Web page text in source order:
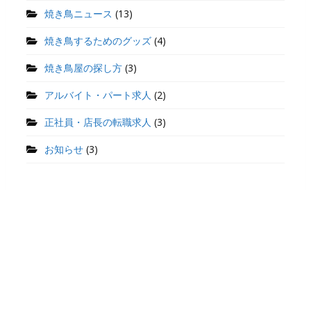
焼き鳥ニュース (13)
焼き鳥するためのグッズ (4)
焼き鳥屋の探し方 (3)
アルバイト・パート求人 (2)
正社員・店長の転職求人 (3)
お知らせ (3)